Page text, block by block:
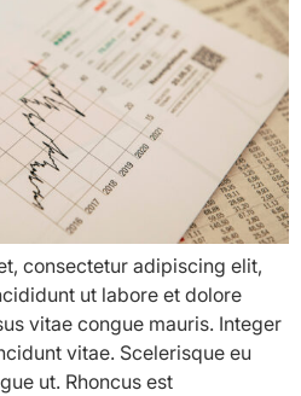
consectetur adipiscing elit,
ut labore et dolore
vitae congue mauris. Integer
vitae. Scelerisque eu
ut. Rhoncus est